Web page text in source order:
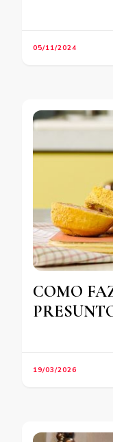
05/11/2024
COMO
19/03/2026